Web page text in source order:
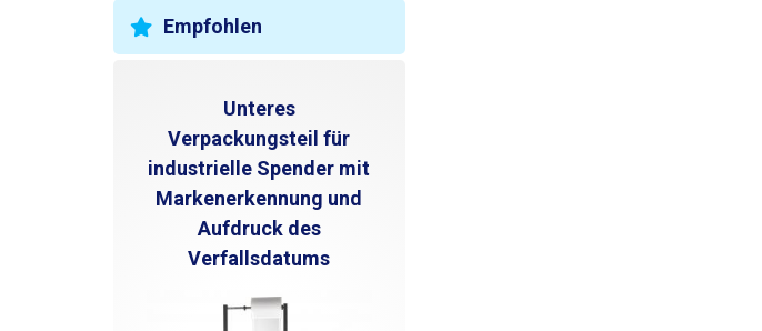
Empfohlen
Unteres
Verpackungsteil für
industrielle Spender mit
Markenerkennung und
Aufdruck des
Verfallsdatums